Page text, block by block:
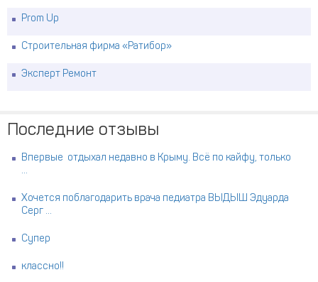
Prom Up
Строительная фирма «Ратибор»
Эксперт Ремонт
Последние отзывы
Впервые отдыхал недавно в Крыму. Всё по кайфу, только
...
Хочется поблагодарить врача педиатра ВЫДЫШ Эдуарда
Серг ...
Супер
классно!!